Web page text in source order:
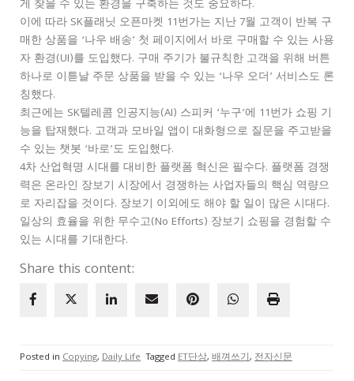
게 찾을 수 있는 환경을 구축하는 것도 중요하다.
이에 따라 SK플래닛 오픈마켓 11번가는 지난 7월 고객이 반복 구
매한 상품을 ‘나우 배송’ 첫 페이지에서 바로 구매할 수 있는 사용
자 환경(UI)를 도입했다. 구매 주기가 불규칙한 고객을 위해 버튼
하나로 이튿날 주문 상품을 받을 수 있는 ‘나우 오더’ 서비스도 론
칭했다.
최근에는 SK텔레콤 인공지능(AI) 스피커 ‘누구’에 11번가 쇼핑 기
능을 탑재했다. 고객과 모바일 앱이 대화형으로 질문을 주고받을
수 있는 챗봇 ‘바로’도 도입했다.
4차 산업혁명 시대를 대비한 플랫폼 혁신은 필수다. 플랫폼 경쟁
력은 온라인 장보기 시장에서 경쟁하는 사업자들의 핵심 역량으
로 자리잡을 것이다. 장보기 이외에도 해야 할 일이 많은 시대다.
일상의 효율을 위한 무수고(No Efforts) 장보기 쇼핑을 경험할 수
있는 시대를 기대한다.
Share this content:
Posted in Copying, Daily Life Tagged ET단상, 배껴쓰기, 전자신문